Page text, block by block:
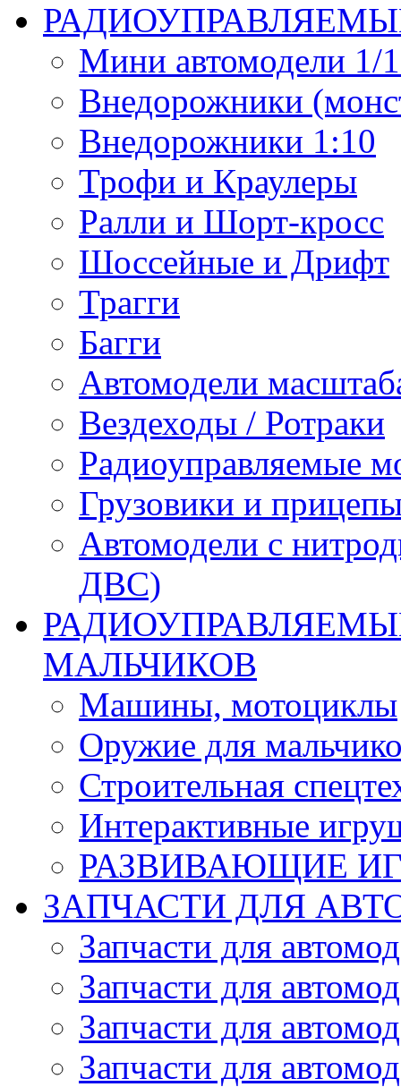
Мини автомодели 1/
Внедорожники
Внедорожники 1:10
Трофи и Краулеры
Ралли и Шорт-кросс
Шоссейные и Дрифт
Трагги
Багги
Автомодели
Вездеходы / Ротраки
Радиоуправляемые
Грузовики и
Автомодели с
ДВС)
МАЛЬЧИКОВ
Машины, мотоциклы
Оружие для
Строительная
Интерактивные
РАЗВИВАЮЩИЕ
ЗАПЧАСТИ ДЛЯ
Запчасти для
Запчасти для
Запчасти для
Запчасти для